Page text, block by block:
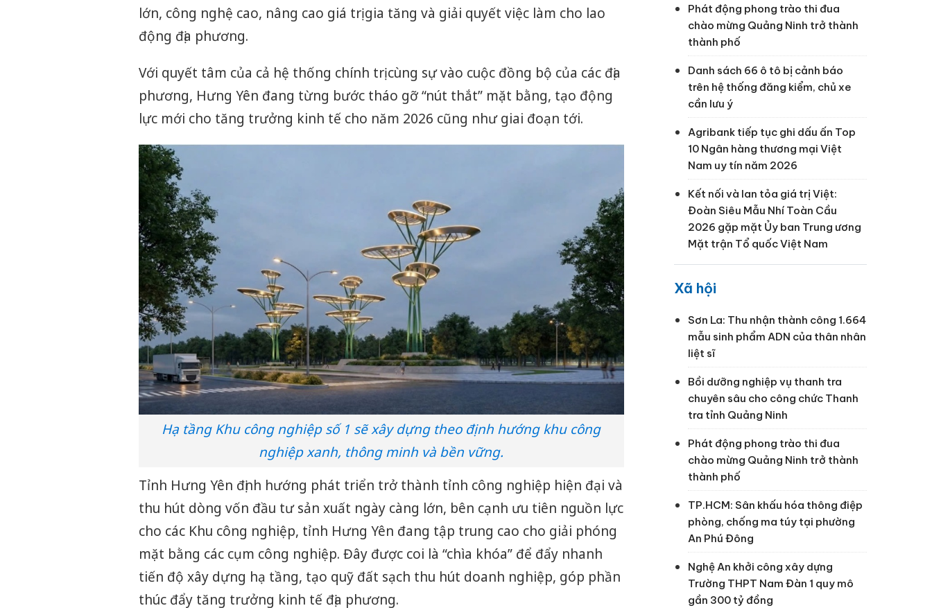
lớn, công nghệ cao, nâng cao giá trị gia tăng và giải quyết việc làm cho lao
động địa phương.
Với quyết tâm của cả hệ thống chính trị cùng sự vào cuộc đồng bộ của các địa
phương, Hưng Yên đang từng bước tháo gỡ “nút thắt” mặt bằng, tạo động
lực mới cho tăng trưởng kinh tế cho năm 2026 cũng như giai đoạn tới.
Hạ tầng Khu công nghiệp số 1 sẽ xây dựng theo định hướng khu công
nghiệp xanh, thông minh và bền vững.
Tỉnh Hưng Yên định hướng phát triển trở thành tỉnh công nghiệp hiện đại và
thu hút dòng vốn đầu tư sản xuất ngày càng lớn, bên cạnh ưu tiên nguồn lực
cho các Khu công nghiệp, tỉnh Hưng Yên đang tập trung cao cho giải phóng
mặt bằng các cụm công nghiệp. Đây được coi là “chìa khóa” để đẩy nhanh
tiến độ xây dựng hạ tầng, tạo quỹ đất sạch thu hút doanh nghiệp, góp phần
thúc đẩy tăng trưởng kinh tế địa phương.
Phát động phong trào thi đua
chào mừng Quảng Ninh trở thành
thành phố
Danh sách 66 ô tô bị cảnh báo
trên hệ thống đăng kiểm, chủ xe
cần lưu ý
Agribank tiếp tục ghi dấu ấn Top
10 Ngân hàng thương mại Việt
Nam uy tín năm 2026
Kết nối và lan tỏa giá trị Việt:
Đoàn Siêu Mẫu Nhí Toàn Cầu
2026 gặp mặt Ủy ban Trung ương
Mặt trận Tổ quốc Việt Nam
Xã hội
Sơn La: Thu nhận thành công 1.664
mẫu sinh phẩm ADN của thân nhân
liệt sĩ
Bồi dưỡng nghiệp vụ thanh tra
chuyên sâu cho công chức Thanh
tra tỉnh Quảng Ninh
Phát động phong trào thi đua
chào mừng Quảng Ninh trở thành
thành phố
TP.HCM: Sân khấu hóa thông điệp
phòng, chống ma túy tại phường
An Phú Đông
Nghệ An khởi công xây dựng
Trường THPT Nam Đàn 1 quy mô
gần 300 tỷ đồng